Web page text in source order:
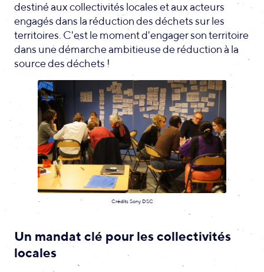
destiné aux collectivités locales et aux acteurs
engagés dans la réduction des déchets sur les
territoires. C'est le moment d'engager son territoire
dans une démarche ambitieuse de réduction à la
source des déchets !
Crédits Sony DSC
Un mandat clé pour les collectivités
locales